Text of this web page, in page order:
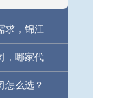
求，锦江
，哪家代
怎么选？